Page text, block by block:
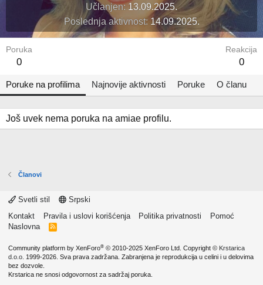
Učlanjen 13.09.2025.
Poslednja aktivnost 14.09.2025.
Poruka
0
Reakcija
0
Poruke na profilima Najnovije aktivnosti Poruke O članu
Još uvek nema poruka na amiae profilu.
Članovi
Svetli stil
Srpski
Kontakt
Pravila i uslovi korišćenja Politika privatnosti
Pomoć
Naslovna
R
Community platform by XenForo® © 2010-2025 XenForo Ltd. Copyright © Krstarica
d.o.o. 1999-2026. Sva prava zadržana. Zabranjena je reprodukcija u celini i u delovima
bez dozvole.
Krstarica ne snosi odgovornost za sadržaj poruka.